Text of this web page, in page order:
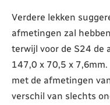
Verdere lekken
afmetingen zal
terwijl voor de S24 de
147,0 x 70,5 x
met de afmetingen
verschil van slechts